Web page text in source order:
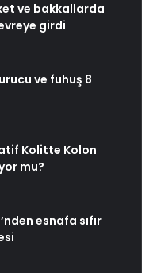
ve bakkallarda
girdi
ve fuhuş 8
Kolitte Kolon
mu?
esnafa sıfır